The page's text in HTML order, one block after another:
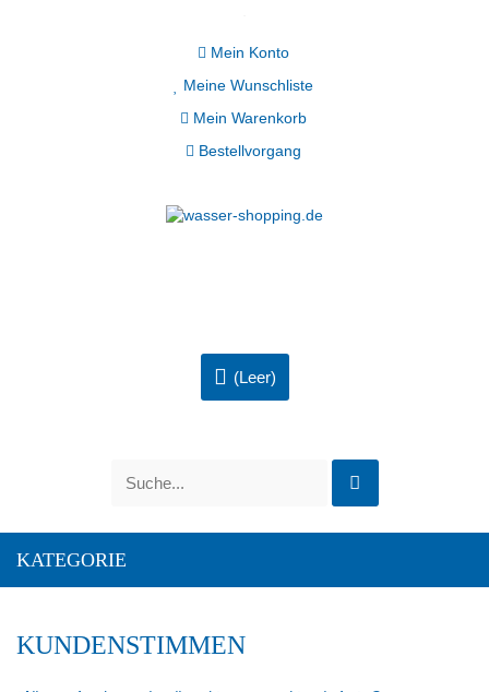
Mein Konto
Meine Wunschliste
Mein Warenkorb
Bestellvorgang
(Leer)
KATEGORIE
KUNDENSTIMMEN